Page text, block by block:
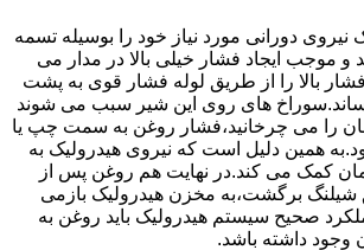
نیروی دورانی مورد نیاز خود را بوسیله تسمه
و موجب ایجاد فشار خیلی بالا در مدار می
بالا را از طریق لوله فشار قوی به پشت
های روی این شیر سبب می شوند
را می چرخانید،فشار روغن به سمت چپ یا
همین دلیل است که نیروی هیدرولیک به
کمک می کند.در نهایت هم روغن پس از
شیلنگ برگشت،به مخزن هیدرولیک بازمی
صحیح سیستم هیدرولیک باید روغن به
وجود داشته باشد.